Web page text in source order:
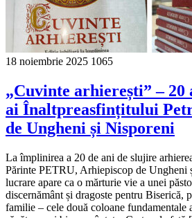
18 noiembrie 2025 1065
„Cuvinte arhierești” – 20
ai Înaltpreasfințitului
de Ungheni și Nisporeni
La împlinirea a 20 de ani de slujire
Părinte PETRU, Arhiepiscop de Ungheni
lucrare apare ca o mărturie vie a unei
discernământ și dragoste pentru Biserică,
familie – cele două coloane fundamentale